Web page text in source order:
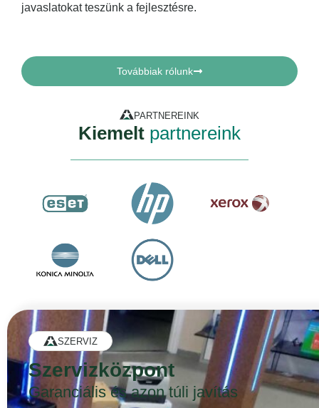
javaslatokat teszünk a fejlesztésre.
Továbbiak rólunk
PARTNEREINK
Kiemelt partnereink
SZERVIZ
Szervizközpont
Garanciális és azon túli javítás